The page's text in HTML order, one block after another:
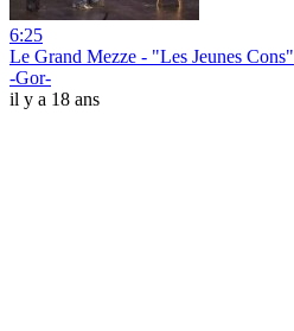
6:25
Le Grand Mezze - "Les Jeunes Cons"
-Gor-
il y a 18 ans